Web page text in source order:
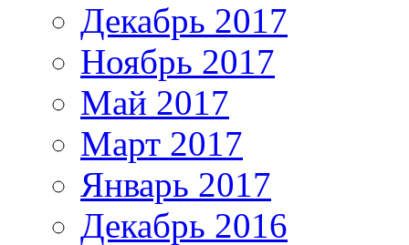
Декабрь 2017
Ноябрь 2017
Май 2017
Март 2017
Январь 2017
Декабрь 2016